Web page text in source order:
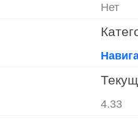
Нет
4.33